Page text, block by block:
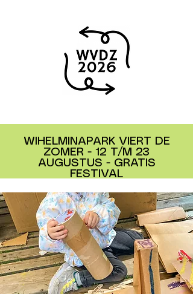
WIHELMINAPARK VIERT DE
ZOMER - 12 T/M 23
AUGUSTUS - GRATIS
FESTIVAL